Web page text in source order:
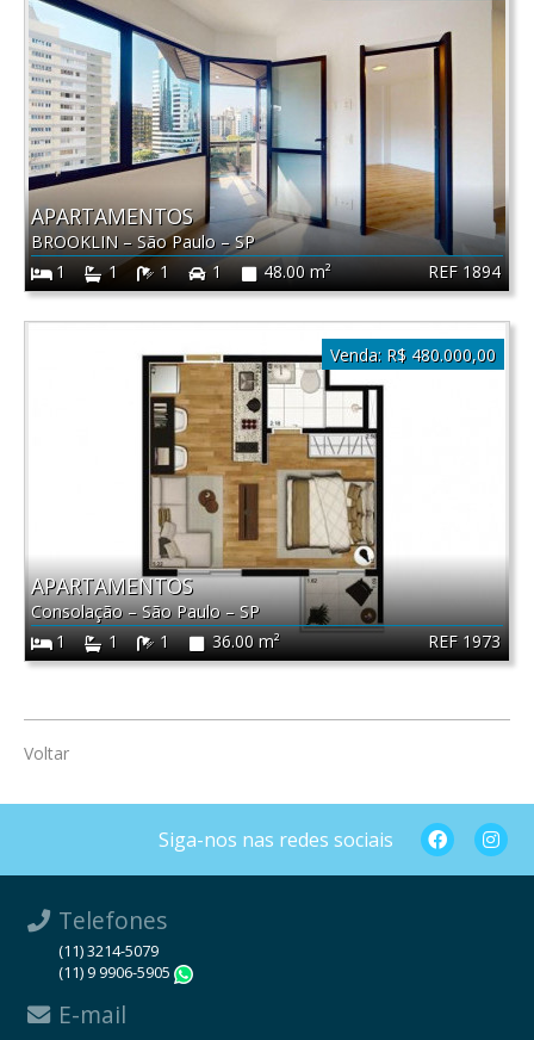
REF 1894
APARTAMENTOS
BROOKLIN–São Paulo–SP
1
1 1 1 48.00 m²
REF 1973
APARTAMENTOS
Consolação–São Paulo–SP
1
1 1 36.00 m²
Venda: R$ 480.000,00
Voltar
Siga-nos nas redes sociais
Telefones
(11) 3214-5079
(11) 9 9906-5905
E-mail